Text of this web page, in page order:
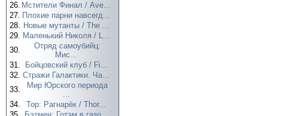
26. Мстители Финал / Ave...
27. Плохие парни навсегд...
28. Новые мутанты / The ...
29. Маленький Николя / L...
30.
Отряд самоубийц:
Мис...
31.
Бойцовский клуб / Fi...
32. Стражи Галактики. Ча...
33.
Мир Юрского периода
...
34.
Тор: Рагнарёк / Thor...